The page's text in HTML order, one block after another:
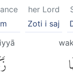
her Lord
Zoti i saj